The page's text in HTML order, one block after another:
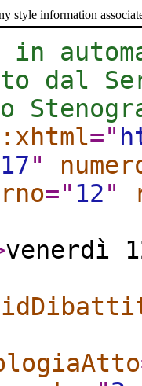
style information
in
dal
="
17"
=" 12"
venerdì